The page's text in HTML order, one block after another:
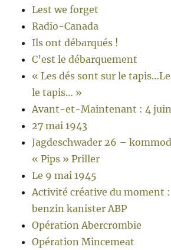
Lest we forget
Radio-Canada
Ils ont débarqués !
C’est le débarquement
« Les dés sont sur le
le tapis… »
Avant-et-Maintenant : 4 juin
27 mai 1943
Jagdeschwader 26 –
« Pips » Priller
Le 9 mai 1945
Activité créative du moment
benzin kanister ABP
Opération Abercrombie
Opération Mincemeat